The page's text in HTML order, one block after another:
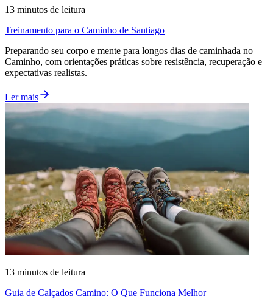
13 minutos de leitura
Treinamento para o Caminho de Santiago
Preparando seu corpo e mente para longos dias de caminhada no
Caminho, com orientações práticas sobre resistência, recuperação e
expectativas realistas.
Ler mais
13 minutos de leitura
Guia de Calçados Camino: O Que Funciona Melhor